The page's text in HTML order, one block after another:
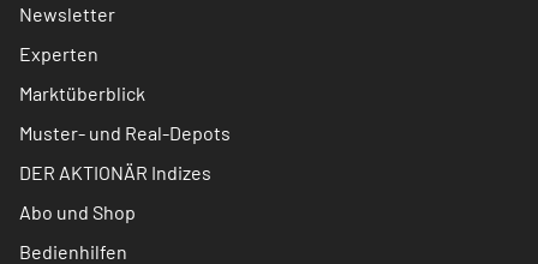
Newsletter
Experten
Marktüberblick
Muster- und Real-Depots
DER AKTIONÄR Indizes
Abo und Shop
Bedienhilfen